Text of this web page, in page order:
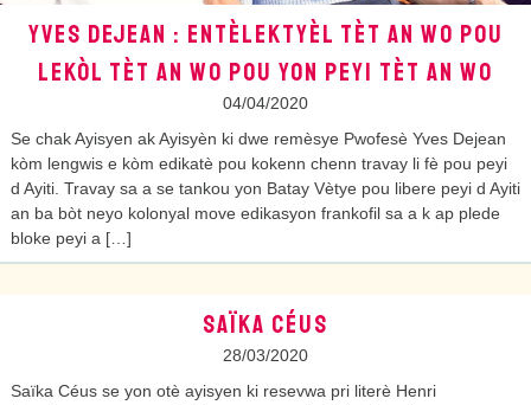
YVES DEJEAN : ENTÈLEKTYÈL TÈT AN WO POU
LEKÒL TÈT AN WO POU YON PEYI TÈT AN WO
04/04/2020
Se chak Ayisyen ak Ayisyèn ki dwe remèsye Pwofesè Yves Dejean
kòm lengwis e kòm edikatè pou kokenn chenn travay li fè pou peyi
d Ayiti. Travay sa a se tankou yon Batay Vètye pou libere peyi d Ayiti
an ba bòt neyo kolonyal move edikasyon frankofil sa a k ap plede
bloke peyi a […]
SAÏKA CÉUS
28/03/2020
Saïka Céus se yon otè ayisyen ki resevwa pri literè Henri